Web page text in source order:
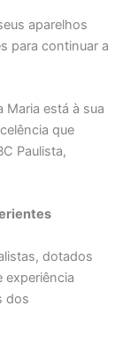
aparelhos
para continuar a
Maria está à sua
que
Paulista,
dotados
experiência
dos